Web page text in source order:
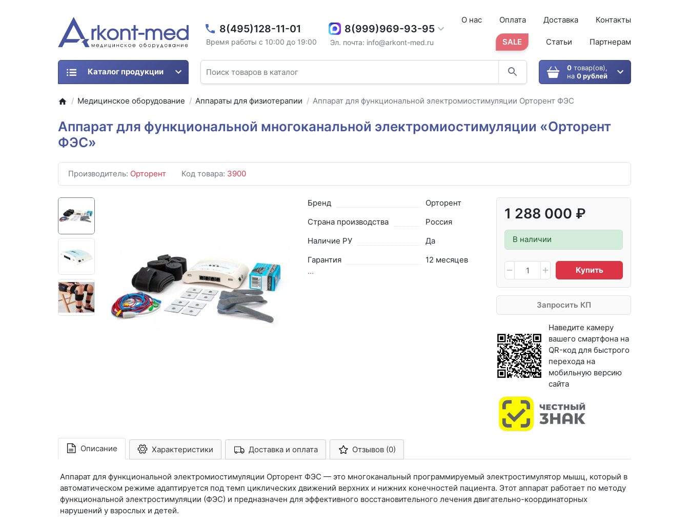
8(495)128-11-01
Время работы с 10:00 до 19:00
8(999)969-93-95
Эл. почта: info@arkont-med.ru
О нас Оплата Доставка Контакты
SALE Статьи Партнерам
0товар(ов),
на 0 рублей
Каталог продукции
Медицинское оборудование Аппараты для физиотерапии Аппарат для функциональной электромиостимуляции Орторент ФЭС
Аппарат для функциональной многоканальной электромиостимуляции «Орторент
ФЭС»
Производитель: Орторент Код товара: 3900
1 288 000 ₽
В наличии
Купить
Запросить КП
Наведите камеру
вашего смартфона на
QR-код для быстрого
перехода на
мобильную версию
сайта
Бренд
Орторент
Страна производства
Россия
Наличие РУ
Да
Гарантия
12 месяцев
...
Описание Характеристики Арконт-Мед Доставка и оплата Отзывов (0)
Аппарат для функциональной электромиостимуляции Орторент ФЭС — это многоканальный программируемый электростимулятор мышц, который в
автоматическом режиме адаптируется под темп циклических движений верхних и нижних конечностей пациента. Этот аппарат работает по методу
функциональной электростимуляции (ФЭС) и предназначен для эффективного восстановительного лечения двигательно-координаторных
нарушений у взрослых и детей.